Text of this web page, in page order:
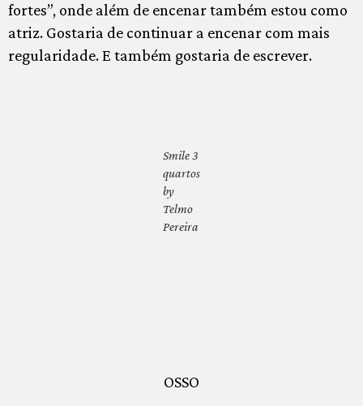
fortes”, onde além de encenar também estou como
atriz. Gostaria de continuar a encenar com mais
regularidade. E também gostaria de escrever.
Smile 3
quartos
by
Telmo
Pereira
OSSO